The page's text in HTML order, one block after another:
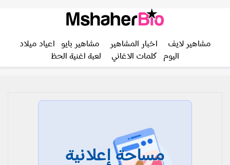
مشاهير لايف اخبار المشاهير مشاهير بايو
اعياد ميلاد
اليوم
كلمات الاغاني لعبة اغنية الحظ
مساحة إعلانية